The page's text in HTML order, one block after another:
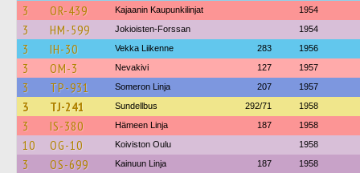
3 OR-439 Kajaanin Kaupunkilinjat 1954
3 HM-599 Jokioisten-Forssan 1954
3 IH-30 Vekka Liikenne 283 1956
3 OM-3 Nevakivi 127 1957
3 TP-931 Someron Linja 207 1957
3 TJ-241 Sundellbus 292/71 1958
3 IS-380 Hämeen Linja 187 1958
10 OG-10 Koiviston Oulu 1958
3 OS-699 Kainuun Linja 187 1958